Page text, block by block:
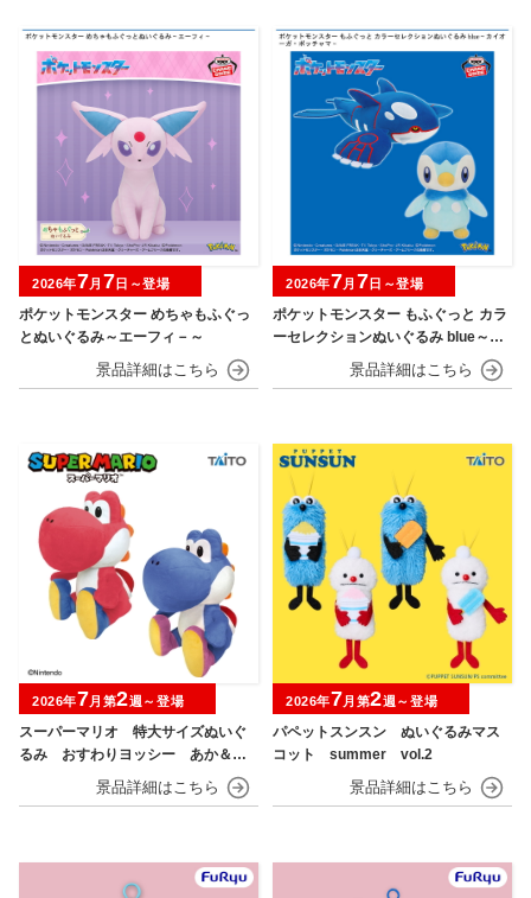
ポケットモンスター めちゃもふぐっ
とぬいぐるみ～エーフィ－～
2026年7月 7日～登場
ポケットモンスター もふぐっと カラ
ーセレクションぬいぐるみ blue～カ
イオーガ・ポッチャマ～
2026年7月 7日～登場
スーパーマリオ 特大サイズぬいぐ
るみ おすわりヨッシー あか＆あ
2026年7月第2週～登場
パペットスンスン ぬいぐるみマス
コット summer vol.2
2026年7月第2週～登場